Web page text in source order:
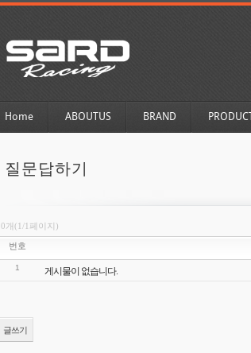
Home ABOUTUS BRAND
질문답하기
0개(1/1페이지)
번호
1 게시물이 없습니다.
글쓰기